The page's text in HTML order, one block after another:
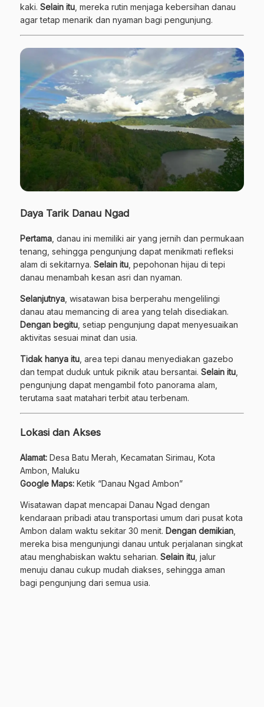
kaki. Selain itu , mereka rutin menjaga kebersihan danau
agar tetap menarik dan nyaman bagi pengunjung.
Daya Tarik Danau Ngad
Pertama , danau ini memiliki air yang jernih dan permukaan
tenang, sehingga pengunjung dapat menikmati refleksi
alam di sekitarnya. Selain itu , pepohonan hijau di tepi
danau menambah kesan asri dan nyaman.
Selanjutnya , wisatawan bisa berperahu mengelilingi
danau atau memancing di area yang telah disediakan.
Dengan begitu , setiap pengunjung dapat menyesuaikan
aktivitas sesuai minat dan usia.
Tidak hanya itu , area tepi danau menyediakan gazebo
dan tempat duduk untuk piknik atau bersantai. Selain itu
pengunjung dapat mengambil foto panorama alam,
terutama saat matahari terbit atau terbenam.
Lokasi dan Akses
Alamat: Desa Batu Merah, Kecamatan Sirimau, Kota
Ambon, Maluku
Google Maps: Ketik “Danau Ngad Ambon”
Wisatawan dapat mencapai Danau Ngad dengan
kendaraan pribadi atau transportasi umum dari pusat kota
Ambon dalam waktu sekitar 30 menit. Dengan demikian
mereka bisa mengunjungi danau untuk perjalanan singkat
atau menghabiskan waktu seharian. Selain itu , jalur
menuju danau cukup mudah diakses, sehingga aman
bagi pengunjung dari semua usia.